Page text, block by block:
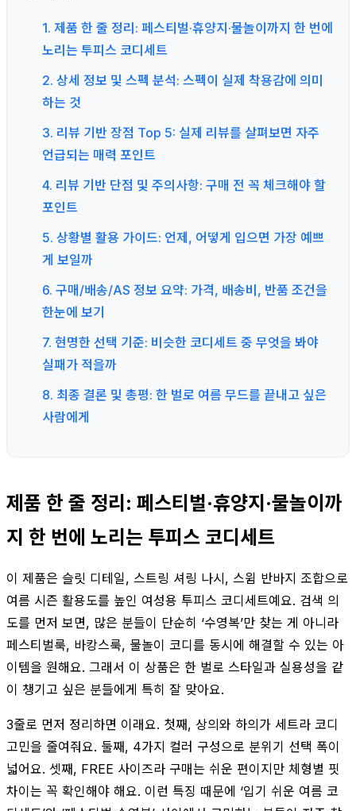
1. 제품 한 줄 정리: 페스티벌·휴양지·물놀이까지 한 번에
노리는 투피스 코디세트
2. 상세 정보 및 스펙 분석: 스펙이 실제 착용감에 의미
하는 것
3. 리뷰 기반 장점 Top 5: 실제 리뷰를 살펴보면 자주
언급되는 매력 포인트
4. 리뷰 기반 단점 및 주의사항: 구매 전 꼭 체크해야 할
포인트
5. 상황별 활용 가이드: 언제, 어떻게 입으면 가장 예쁘
게 보일까
6. 구매/배송/AS 정보 요약: 가격, 배송비, 반품 조건을
한눈에 보기
7. 현명한 선택 기준: 비슷한 코디세트 중 무엇을 봐야
실패가 적을까
8. 최종 결론 및 총평: 한 벌로 여름 무드를 끝내고 싶은
사람에게
제품 한 줄 정리: 페스티벌·휴양지·물놀이까
지 한 번에 노리는 투피스 코디세트
이 제품은 슬릿 디테일, 스트링 셔링 나시, 스윔 반바지 조합으로
여름 시즌 활용도를 높인 여성용 투피스 코디세트예요. 검색 의
도를 먼저 보면, 많은 분들이 단순히 ‘수영복’만 찾는 게 아니라
페스티벌룩, 바캉스룩, 물놀이 코디를 동시에 해결할 수 있는 아
이템을 원해요. 그래서 이 상품은 한 벌로 스타일과 실용성을 같
이 챙기고 싶은 분들에게 특히 잘 맞아요.
3줄로 먼저 정리하면 이래요. 첫째, 상의와 하의가 세트라 코디
고민을 줄여줘요. 둘째, 4가지 컬러 구성으로 분위기 선택 폭이
넓어요. 셋째, FREE 사이즈라 구매는 쉬운 편이지만 체형별 핏
차이는 꼭 확인해야 해요. 이런 특징 때문에 ‘입기 쉬운 여름 코